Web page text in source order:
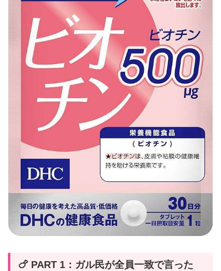
🍗 PART 1：ガル民が全員一致で言った